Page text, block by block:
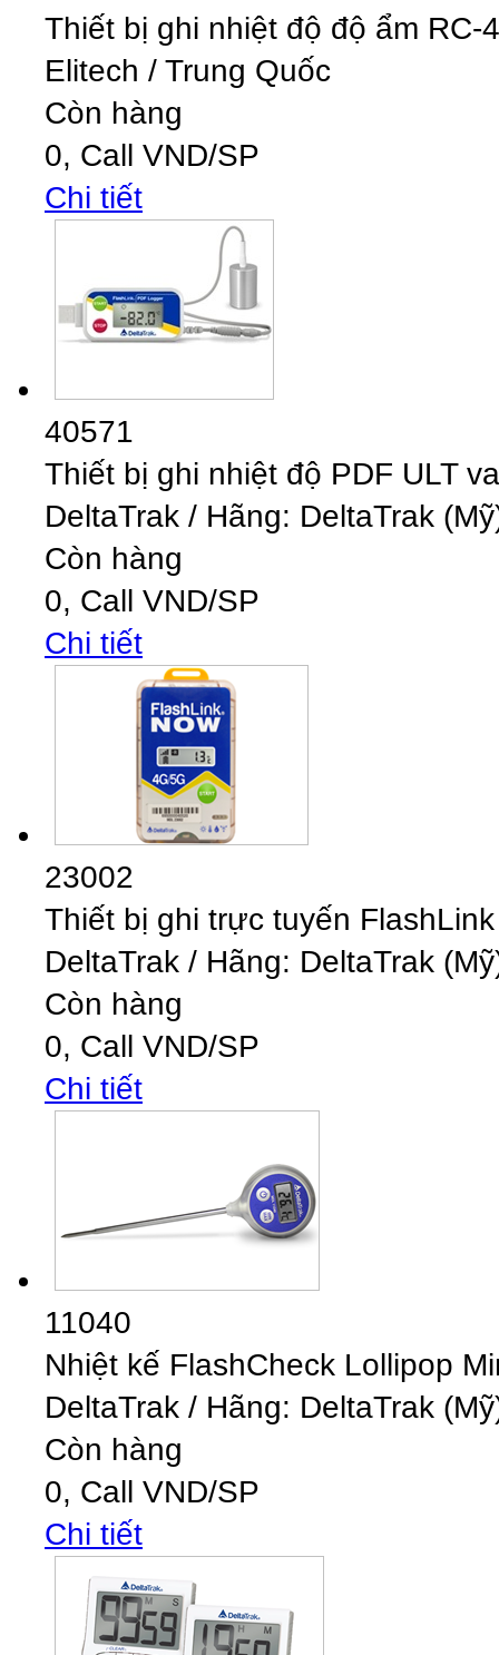
Thiết bị ghi nhiệt độ độ ẩm RC-
Elitech / Trung Quốc
Còn hàng
0, Call VND/SP
Chi tiết
40571
Thiết bị ghi nhiệt độ PDF ULT
DeltaTrak / Hãng: DeltaTrak
Còn hàng
0, Call VND/SP
Chi tiết
23002
Thiết bị ghi trực tuyến
DeltaTrak / Hãng: DeltaTrak
Còn hàng
0, Call VND/SP
Chi tiết
11040
Nhiệt kế FlashCheck Lollipop
DeltaTrak / Hãng: DeltaTrak
Còn hàng
0, Call VND/SP
Chi tiết